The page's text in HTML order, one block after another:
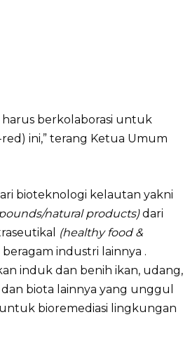
harus berkolaborasi untuk
ini,” terang Ketua Umum
bioteknologi kelautan yakni
natural products)dari
(healthy food &
industri lainnya .
induk dan benih ikan, udang,
biota lainnya yang unggul
bioremediasi lingkungan